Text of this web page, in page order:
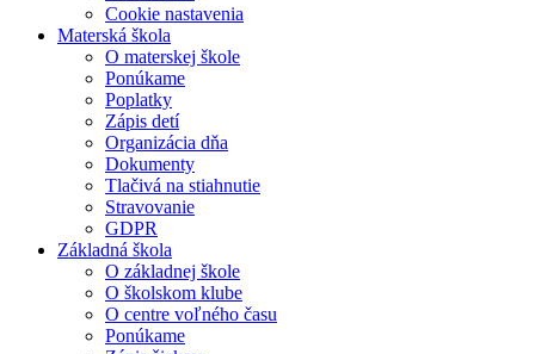
Cookie nastavenia
Materská škola
O materskej škole
Ponúkame
Poplatky
Zápis detí
Organizácia dňa
Dokumenty
Tlačivá na stiahnutie
Stravovanie
GDPR
Základná škola
O základnej škole
O školskom klube
O centre voľného času
Ponúkame